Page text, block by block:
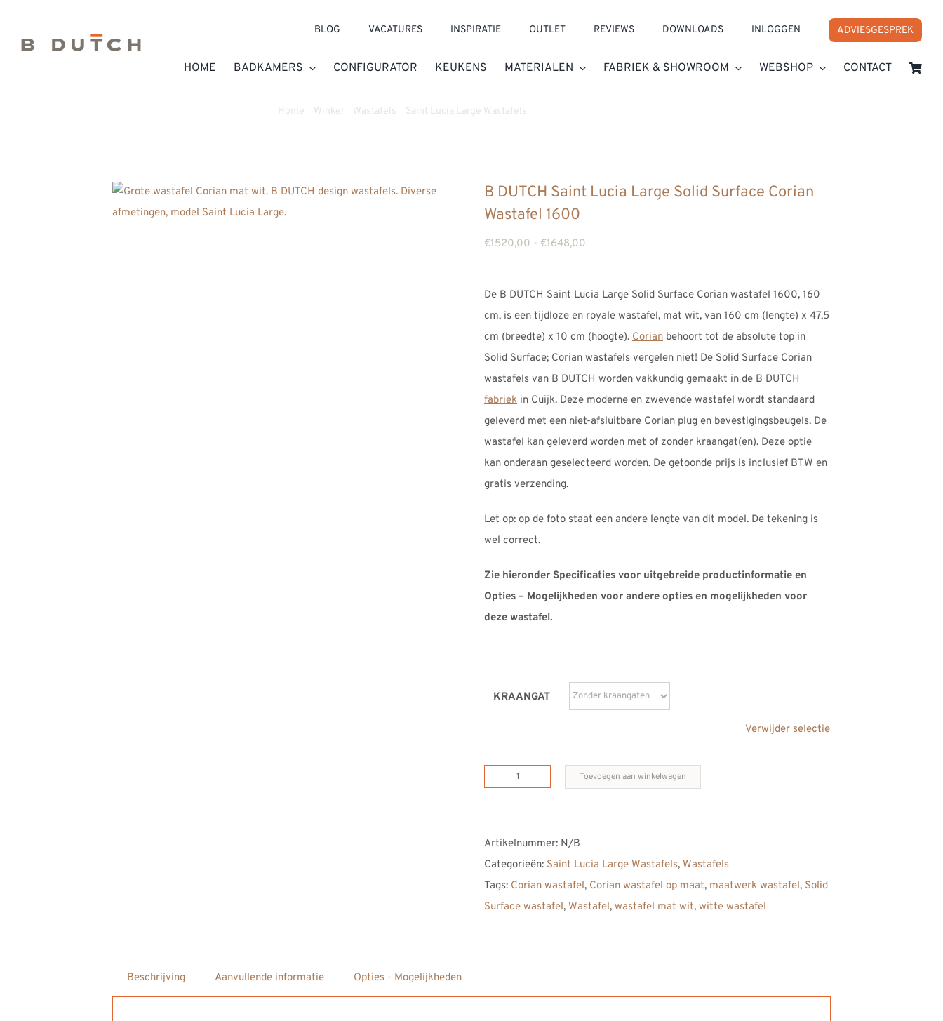
inhoud
BLOG VACATURES INSPIRATIE OUTLET REVIEWS DOWNLOADS INLOGGEN ADVIESGESPREK
HOME BADKAMERS CONFIGURATOR KEUKENS MATERIALEN FABRIEK & SHOWROOM WEBSHOP CONTACT
Home Winkel Wastafels Saint Lucia Large Wastafels
B DUTCH Saint Lucia Large Solid Surface Corian
Wastafel 1600
€1520,00 - €1648,00
De B DUTCH Saint Lucia Large Solid Surface Corian wastafel 1600, 160
cm, is een tijdloze en royale wastafel, mat wit, van 160 cm (lengte) x 47,5
cm (breedte) x 10 cm (hoogte). Corian behoort tot de absolute top in
Solid Surface; Corian wastafels vergelen niet! De Solid Surface Corian
wastafels van B DUTCH worden vakkundig gemaakt in de B DUTCH
fabriek in Cuijk. Deze moderne en zwevende wastafel wordt standaard
geleverd met een niet-afsluitbare Corian plug en bevestigingsbeugels. De
wastafel kan geleverd worden met of zonder kraangat(en). Deze optie
kan onderaan geselecteerd worden. De getoonde prijs is inclusief BTW en
gratis verzending.
Let op: op de foto staat een andere lengte van dit model. De tekening is
wel correct.
Zie hieronder Specificaties voor uitgebreide productinformatie en
Opties – Mogelijkheden voor andere opties en mogelijkheden voor
deze wastafel.
KRAANGAT
Verwijder selectie
B
Lucia
Large
Solid
Surface
aantal
Toevoegen aan winkelwagen
Artikelnummer: N/B
Categorieën: Saint Lucia Large Wastafels, Wastafels
Tags: Corian wastafel, Corian wastafel op maat, maatwerk wastafel, Solid
Surface wastafel, Wastafel, wastafel mat wit, witte wastafel
Beschrijving Aanvullende informatie Opties - Mogelijkheden